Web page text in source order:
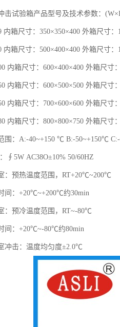
击试验箱产品型号及技术参数：
内箱尺寸：350×350×400 外箱尺寸：
内箱尺寸：500×400×400 外箱尺寸：
内箱尺寸：600×400×400 外箱尺寸
内箱尺寸：600×500×500 外箱尺寸
内箱尺寸：700×600×600 外箱尺寸
内箱尺寸：800×800×750 外箱尺寸
围：A:-40~+150 ℃ B:-50~+150℃
∮5W AC38O±10% 50/60HZ
：预热温度范围，RT+20℃~200℃
间：+20℃~+200℃约30min
：预冷温度范围，RT~-80℃
间：+20℃~-80℃约80min
冲击：温度均匀度±2.0℃